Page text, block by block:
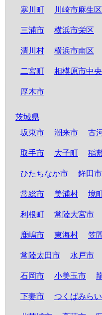
寒川町 川崎市麻生区
三浦市 横浜市栄区
清川村 横浜市南区
二宮町 相模原市中
厚木市
茨城県
坂東市
潮来市 古
取手市 大子町 稲
ひたちなか市 鉾田市
常総市 美浦村 境
利根町 常陸大宮市
鹿嶋市 東海村 笠
常陸太田市 水戸市
石岡市 小美玉市
下妻市 つくばみら